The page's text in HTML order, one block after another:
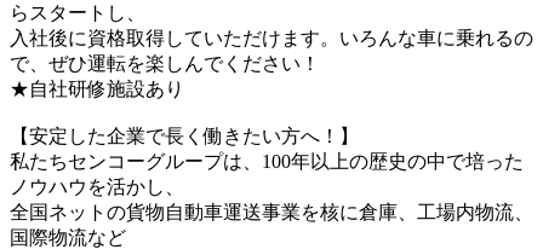
らスタートし、
入社後に資格取得していただけます。いろんな車に乗れるの
で、ぜひ運転を楽しんでください！
★自社研修施設あり
【安定した企業で長く働きたい方へ！】
私たちセンコーグループは、100年以上の歴史の中で培った
ノウハウを活かし、
全国ネットの貨物自動車運送事業を核に倉庫、工場内物流、
国際物流など